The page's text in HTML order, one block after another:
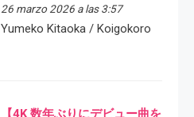
26 marzo 2026 a las 3:57
Yumeko Kitaoka / Koigokoro